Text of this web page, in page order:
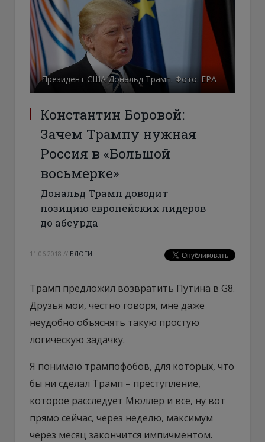
Президент США Дональд Трамп. Фото: ЕРА
Константин Боровой:
Зачем Трампу нужная
Россия в «Большой
восьмерке»
Дональд Трамп доводит
позицию европейских лидеров
до абсурда
11.06.2018 // БЛОГИ
Трамп предложил возвратить Путина в G8.
Друзья мои, честно говоря, мне даже
неудобно объяснять такую простую
логическую задачку.
Я понимаю трампофобов, для которых, что
бы ни сделал Трамп – преступление,
которое расследует Мюллер и все, ну вот
прямо сейчас, через неделю, максимум
через месяц закончится импичментом.